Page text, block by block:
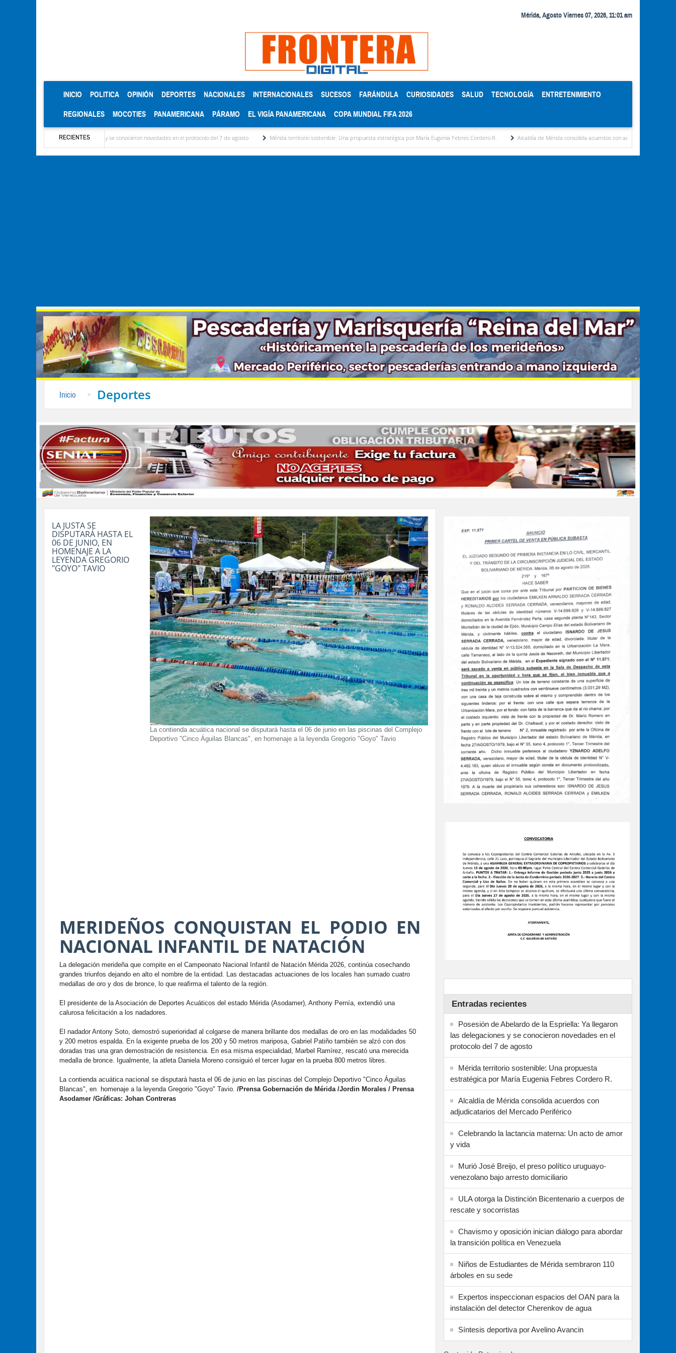
Mérida, Agosto Viernes 07, 2026, 11:01 am
INICIO (CURRENT)
POLITICA OPINIÓN DEPORTES NACIONALES INTERNACIONALES SUCESOS FARÁNDULA CURIOSIDADES SALUD TECNOLOGÍA ENTRETENIMIENTO
REGIONALES MOCOTIES PANAMERICANA PÁRAMO EL VIGÍA PANAMERICANA COPA MUNDIAL FIFA 2026
RECIENTES
Ya llegaron las delegaciones y se conocieron novedades en el protocolo del 7 de agosto Mérida territorio sostenible: Una propuesta estratégica por María Eugenia Febres Cordero R. Alcaldía de Mérida consolida acuerdos con adjudicatarios del Mercado
Inicio Deportes
La contienda acuática nacional se disputará hasta el 06 de junio en las piscinas del Complejo
Deportivo "Cinco Águilas Blancas", en homenaje a la leyenda Gregorio "Goyo" Tavio
LA JUSTA SE
DISPUTARÁ HASTA EL
06 DE JUNIO, EN
HOMENAJE A LA
LEYENDA GREGORIO
"GOYO" TAVIO
MERIDEÑOS CONQUISTAN EL PODIO EN
NACIONAL INFANTIL DE NATACIÓN
‎La delegación merideña que compite en el Campeonato Nacional Infantil de Natación Mérida 2026, continúa cosechando
grandes triunfos dejando en alto el nombre de la entidad. Las destacadas actuaciones de los locales han sumado cuatro
medallas de oro y dos de bronce, lo que reafirma el talento de la región.
‎El presidente de la Asociación de Deportes Acuáticos del estado Mérida (Asodamer), Anthony Pernía, extendió una
calurosa felicitación a los nadadores.
El nadador Antony Soto, demostró superioridad al colgarse de manera brillante dos medallas de oro en las modalidades 50
y 200 metros espalda. En la exigente prueba de los 200 y 50 metros mariposa, Gabriel Patiño también se alzó con dos
doradas tras una gran demostración de resistencia. En esa misma especialidad, Marbel Ramírez, rescató una merecida
medalla de bronce. Igualmente, la atleta Daniela Moreno consiguió el tercer lugar en la prueba 800 metros libres.
La contienda acuática nacional se disputará hasta el 06 de junio en las piscinas del Complejo Deportivo "Cinco Águilas
Blancas", en homenaje a la leyenda Gregorio "Goyo" Tavio. /Prensa Gobernación de Mérida /Jordin Morales / Prensa
Asodamer /Gráficas: Johan Contreras
Entradas recientes
Posesión de Abelardo de la Espriella: Ya llegaron
las delegaciones y se conocieron novedades en el
protocolo del 7 de agosto
Mérida territorio sostenible: Una propuesta
estratégica por María Eugenia Febres Cordero R.
Alcaldía de Mérida consolida acuerdos con
adjudicatarios del Mercado Periférico
Celebrando la lactancia materna: Un acto de amor
y vida
Murió José Breijo, el preso político uruguayo-
venezolano bajo arresto domiciliario
ULA otorga la Distinción Bicentenario a cuerpos de
rescate y socorristas
Chavismo y oposición inician diálogo para abordar
la transición política en Venezuela
Niños de Estudiantes de Mérida sembraron 110
árboles en su sede
Expertos inspeccionan espacios del OAN para la
instalación del detector Cherenkov de agua
Síntesis deportiva por Avelino Avancin